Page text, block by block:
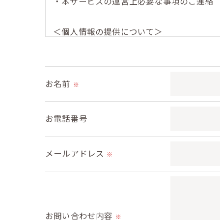
＜個人情報の提供について＞
これらの委託先に対しては個人情報保護契
＜個人情報の安全管理＞
当社では、個人情報の漏洩等がなされない
必要な情報を頂けない場合は、それに対応
お名前 ※
お電話番号
メールアドレス ※
お問い合わせ内容 ※